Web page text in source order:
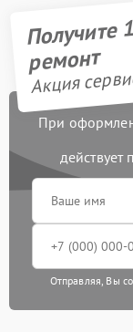
Получите
ремонт
Акция
При
действует
Отправляя, Вы